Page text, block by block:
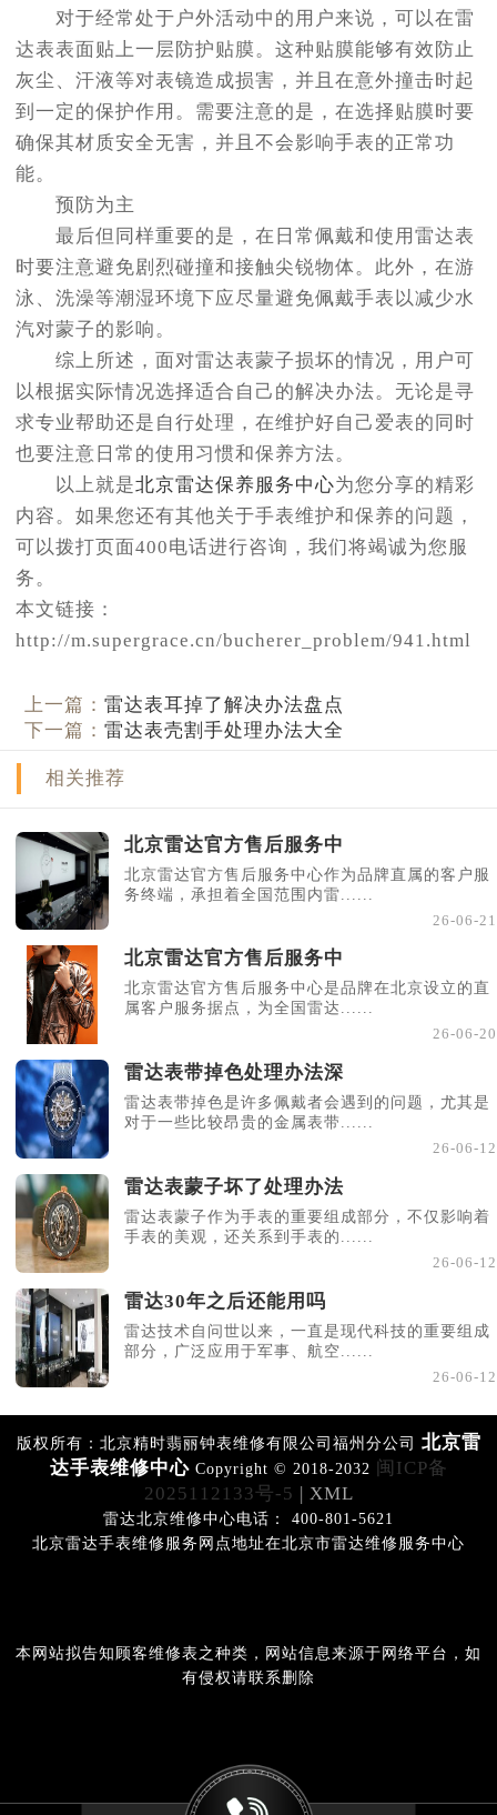
对于经常处于户外活动中的用户来说，可以在雷
达表表面贴上一层防护贴膜。这种贴膜能够有效防止
灰尘、汗液等对表镜造成损害，并且在意外撞击时起
到一定的保护作用。需要注意的是，在选择贴膜时要
确保其材质安全无害，并且不会影响手表的正常功
能。
预防为主
最后但同样重要的是，在日常佩戴和使用雷达表
时要注意避免剧烈碰撞和接触尖锐物体。此外，在游
泳、洗澡等潮湿环境下应尽量避免佩戴手表以减少水
汽对蒙子的影响。
综上所述，面对雷达表蒙子损坏的情况，用户可
以根据实际情况选择适合自己的解决办法。无论是寻
求专业帮助还是自行处理，在维护好自己爱表的同时
也要注意日常的使用习惯和保养方法。
以上就是北京雷达保养服务中心为您分享的精彩
内容。如果您还有其他关于手表维护和保养的问题，
可以拨打页面400电话进行咨询，我们将竭诚为您服
务。
本文链接：
http://m.supergrace.cn/bucherer_problem/941.html
上一篇：雷达表耳掉了解决办法盘点
下一篇：雷达表壳割手处理办法大全
相关推荐
北京雷达官方售后服务中
北京雷达官方售后服务中心作为品牌直属的客户服
务终端，承担着全国范围内雷......
26-06-21
北京雷达官方售后服务中
北京雷达官方售后服务中心是品牌在北京设立的直
属客户服务据点，为全国雷达......
26-06-20
雷达表带掉色处理办法深
雷达表带掉色是许多佩戴者会遇到的问题，尤其是
对于一些比较昂贵的金属表带......
26-06-12
雷达表蒙子坏了处理办法
雷达表蒙子作为手表的重要组成部分，不仅影响着
手表的美观，还关系到手表的......
26-06-12
雷达30年之后还能用吗
雷达技术自问世以来，一直是现代科技的重要组成
部分，广泛应用于军事、航空......
26-06-12
版权所有：北京精时翡丽钟表维修有限公司福州分公司 北京雷
达手表维修中心 Copyright © 2018-2032
闽ICP备
2025112133号-5
| XML
雷达北京维修中心电话： 400-801-5621
北京雷达手表维修服务网点地址在北京市雷达维修服务中心
本网站拟告知顾客维修表之种类，网站信息来源于网络平台，如
有侵权请联系删除